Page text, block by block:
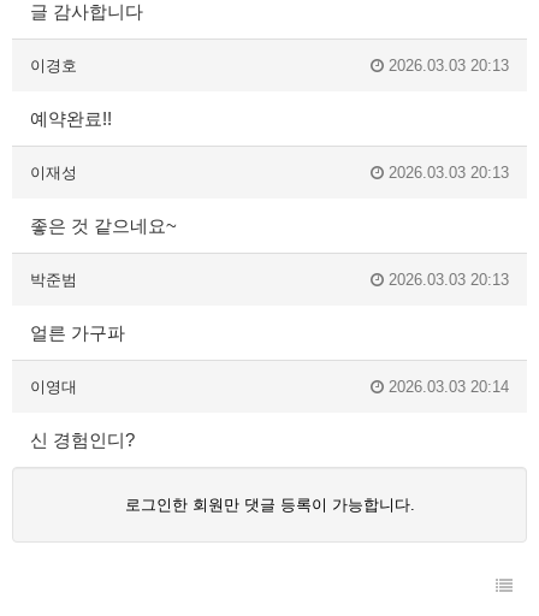
글 감사합니다
이경호 2026.03.03 20:13
예약완료!!
이재성 2026.03.03 20:13
좋은 것 같으네요~
박준범 2026.03.03 20:13
얼른 가구파
이영대 2026.03.03 20:14
신 경험인디?
로그인한 회원만 댓글 등록이 가능합니다.